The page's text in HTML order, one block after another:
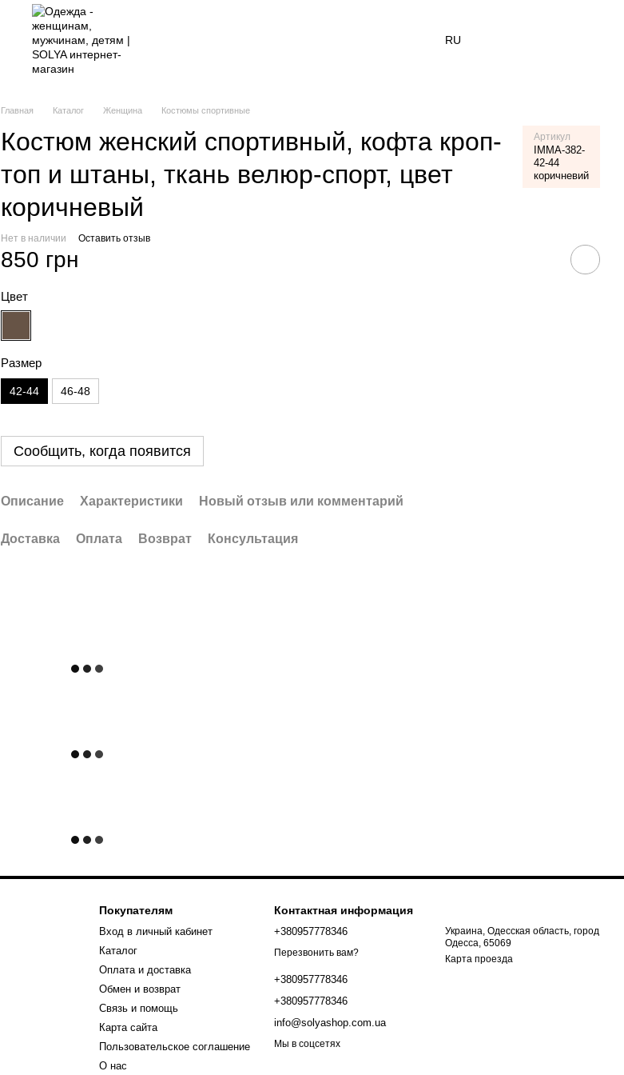
RU
Главная Каталог Женщина Костюмы спортивные
Костюм женский спортивный, кофта кроп-
топ и штаны, ткань велюр-спорт, цвет
коричневый
Артикул
IMMA-382-
42-44
коричневий
Нет в наличии Оставить отзыв
850 грн
Цвет
Размер
42-44 46-48
Сообщить, когда появится
Описание Характеристики Новый отзыв или комментарий
Доставка Оплата Возврат Консультация
Покупателям
Вход в личный кабинет
Каталог
Оплата и доставка
Обмен и возврат
Связь и помощь
Карта сайта
Пользовательское соглашение
О нас
Контактная информация
+380957778346
Перезвонить вам?
+380957778346
+380957778346
info@solyashop.com.ua
Украина, Одесская область, город
Одесса, 65069
Карта проезда
Мы в соцсетях